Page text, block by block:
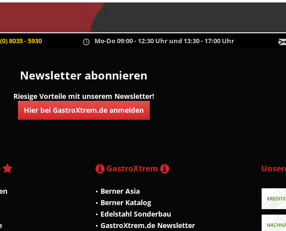
8035 - 5930 Mo-Do 09:00 - 12:30 Uhr und 13:30 - 17:00 Uhr
Newsletter abonnieren
Riesige Vorteile mit unserem Newsletter!
Hier bei GastroXtrem.de anmelden
GastroXtrem
Berner Asia
Berner Katalog
Edelstahl Sonderbau
GastroXtrem.de Newsletter